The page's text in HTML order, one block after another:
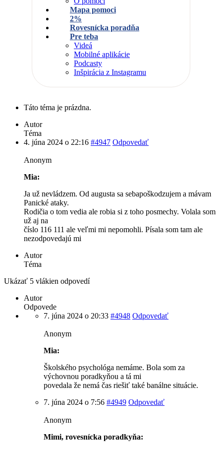
Mapa pomoci
2%
Rovesnícka poradňa
Pre teba
Videá
Mobilné aplikácie
Podcasty
Inšpirácia z Instagramu
Táto téma je prázdna.
Autor
Téma
4. júna 2024 o 22:16 #4947 Odpovedať
Anonym
Mia:
Ja už nevládzem. Od augusta sa sebapoškodzujem a mávam
Panické ataky.
Rodičia o tom vedia ale robia si z toho posmechy. Volala som
už aj na
číslo 116 111 ale veľmi mi nepomohli. Písala som tam ale
nezodpovedajú mi
Autor
Téma
Ukázať 5 vlákien odpovedí
Autor
Odpovede
7. júna 2024 o 20:33 #4948 Odpovedať
Anonym
Mia:
Školského psychológa nemáme. Bola som za
výchovnou poradkyňou a tá mi
povedala že nemá čas riešiť také banálne situácie.
7. júna 2024 o 7:56 #4949 Odpovedať
Anonym
Mimi, rovesnícka poradkyňa: